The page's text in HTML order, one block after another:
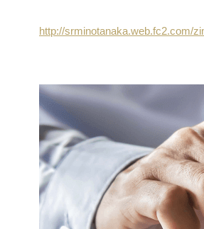
http://srminotanaka.web.fc2.com/